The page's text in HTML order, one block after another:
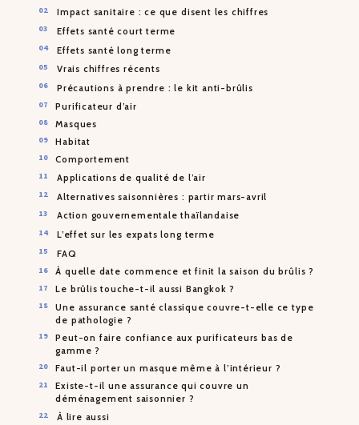
Impact sanitaire : ce que disent les chiffres
Effets santé court terme
Effets santé long terme
Vrais chiffres récents
Précautions à prendre : le kit anti-brûlis
Purificateur d’air
Masques
Habitat
Comportement
Applications de qualité de l’air
Alternatives saisonnières : partir mars-avril
Action gouvernementale thaïlandaise
L’effet sur les expats long terme
FAQ
À quelle date commence et finit la saison du brûlis ?
Le brûlis touche-t-il aussi Bangkok ?
Une assurance santé classique couvre-t-elle ce type
de pathologie ?
Peut-on faire confiance aux purificateurs bas de
gamme ?
Faut-il porter un masque même à l’intérieur ?
Existe-t-il une assurance qui couvre un
déménagement saisonnier ?
À lire aussi